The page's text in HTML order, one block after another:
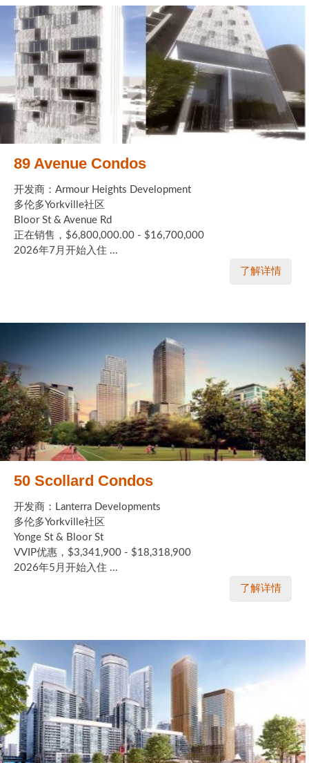
89 Avenue Condos
开发商：Armour Heights Development
多伦多Yorkville社区
Bloor St & Avenue Rd
正在销售，$6,800,000.00 - $16,700,000
2026年7月开始入住 ...
了解详情
50 Scollard Condos
开发商：Lanterra Developments
多伦多Yorkville社区
Yonge St & Bloor St
VVIP优惠，$3,341,900 - $18,318,900
2026年5月开始入住 ...
了解详情